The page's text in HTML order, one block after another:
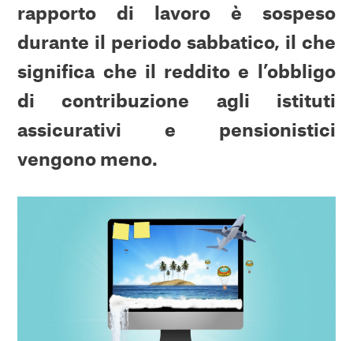
rapporto di lavoro è sospeso
durante il periodo sabbatico, il che
significa che il reddito e l’obbligo
di contribuzione agli istituti
assicurativi e pensionistici
vengono meno.